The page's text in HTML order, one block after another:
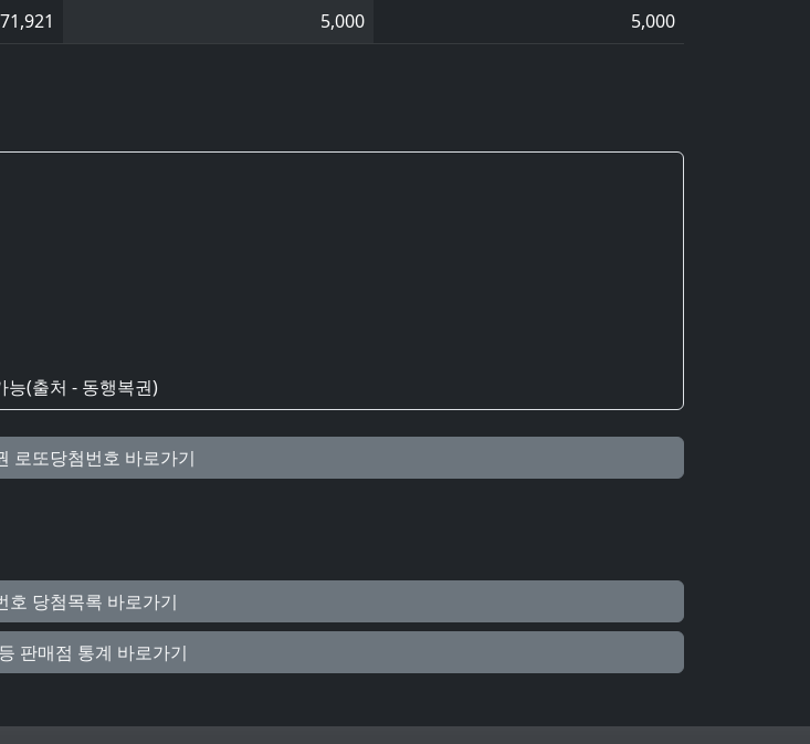
5,000 5,000
능(출처 - 동행복권)
로또당첨번호 바로가기
호 당첨목록 바로가기
판매점 통계 바로가기